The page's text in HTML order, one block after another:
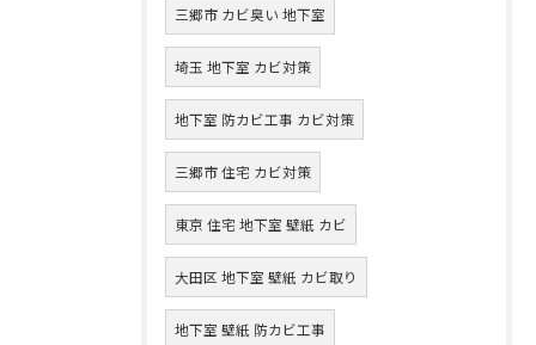
三郷市 カビ臭い 地下室
埼玉 地下室 カビ対策
地下室 防カビ工事 カビ対策
三郷市 住宅 カビ対策
東京 住宅 地下室 壁紙 カビ
大田区 地下室 壁紙 カビ取り
地下室 壁紙 防カビ工事